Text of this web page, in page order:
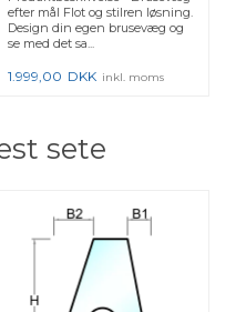
efter mål Flot og stilren løsning.
Design din egen brusevæg og
se med det sa...
1.999,00 DKK inkl. moms
sete